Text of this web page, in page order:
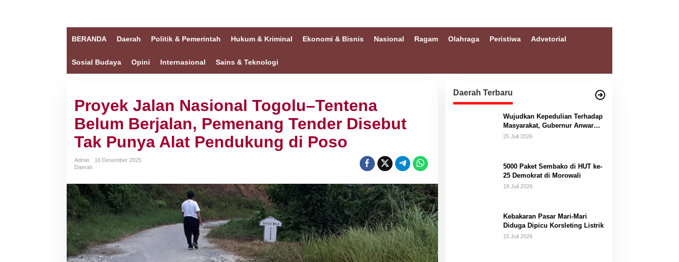
BERANDA Daerah Politik & Pemerintah Hukum & Kriminal Ekonomi & Bisnis Nasional Ragam Olahraga Peristiwa Advetorial
Sosial Budaya Opini Internasional Sains & Teknologi
Proyek Jalan Nasional Togolu–Tentena
Belum Berjalan, Pemenang Tender Disebut
Tak Punya Alat Pendukung di Poso
Admin
16 Desember 2025
Daerah
Daerah Terbaru
Wujudkan Kepedulian Terhadap
Masyarakat, Gubernur Anwar
Hafid Bangun Jembatan
25 Juli 2026
5000 Paket Sembako di HUT ke-
25 Demokrat di Morowali
18 Juli 2026
Kebakaran Pasar Mari-Mari
Diduga Dipicu Korsleting Listrik
15 Juli 2026